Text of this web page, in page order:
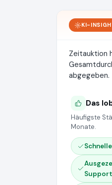
KI-
Zeitauktion
abgegeben.
Das
Häufigste
Monate.
Support